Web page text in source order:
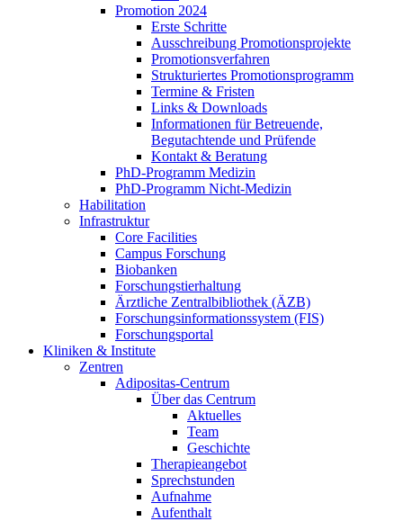
Promotion 2024
Erste Schritte
Ausschreibung Promotionsprojekte
Promotionsverfahren
Strukturiertes Promotionsprogramm
Termine & Fristen
Links & Downloads
Informationen für Betreuende,
Begutachtende und Prüfende
Kontakt & Beratung
PhD-Programm Medizin
PhD-Programm Nicht-Medizin
Habilitation
Infrastruktur
Core Facilities
Campus Forschung
Biobanken
Forschungstierhaltung
Ärztliche Zentralbibliothek (ÄZB)
Forschungsinformationssystem (FIS)
Forschungsportal
Kliniken & Institute
Zentren
Adipositas-Centrum
Über das Centrum
Aktuelles
Team
Geschichte
Therapieangebot
Sprechstunden
Aufnahme
Aufenthalt